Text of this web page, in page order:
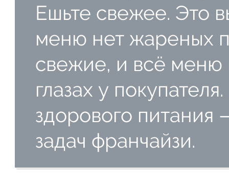
Ешьте свежее. Это
меню нет жареных
свежие, и всё меню
глазах у
здорового питания
задач франчайзи.